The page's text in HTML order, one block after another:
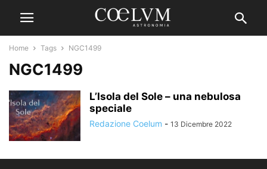
Home Tags NGC1499
NGC1499
L’Isola del Sole – una nebulosa
speciale
Redazione Coelum - 13 Dicembre 2022